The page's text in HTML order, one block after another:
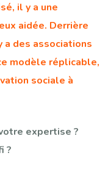
il y a une
aidée. Derrière
a des associations
modèle réplicable,
sociale à
expertise ?
?